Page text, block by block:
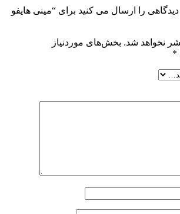
را ارسال می کنید برای “مینی هایفو
نخواهد شد. بخش‌های موردنیاز
*